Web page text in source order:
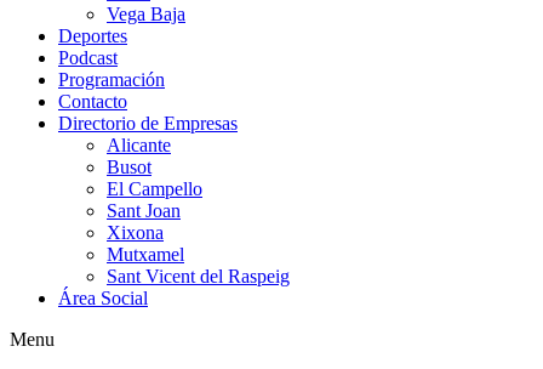
Vega Baja
Deportes
Podcast
Programación
Contacto
Directorio de Empresas
Alicante
Busot
El Campello
Sant Joan
Xixona
Mutxamel
Sant Vicent del Raspeig
Área Social
Menu